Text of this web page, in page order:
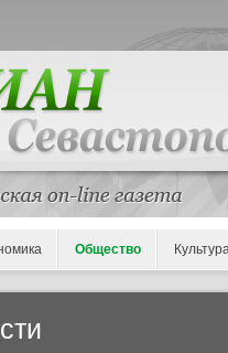
Общество